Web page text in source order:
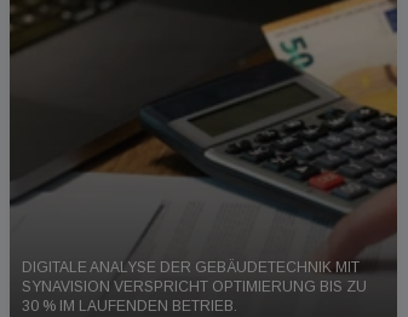
DIGITALE ANALYSE DER GEBÄUDETECHNIK MIT
SYNAVISION VERSPRICHT OPTIMIERUNG BIS ZU
30 % IM LAUFENDEN BETRIEB.